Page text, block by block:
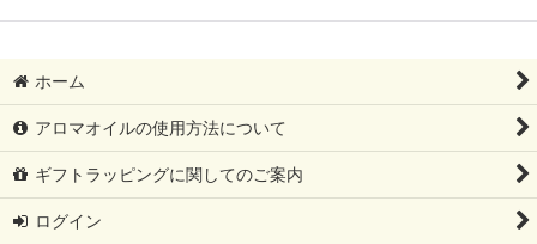
ホーム
アロマオイルの使用方法について
ギフトラッピングに関してのご案内
ログイン